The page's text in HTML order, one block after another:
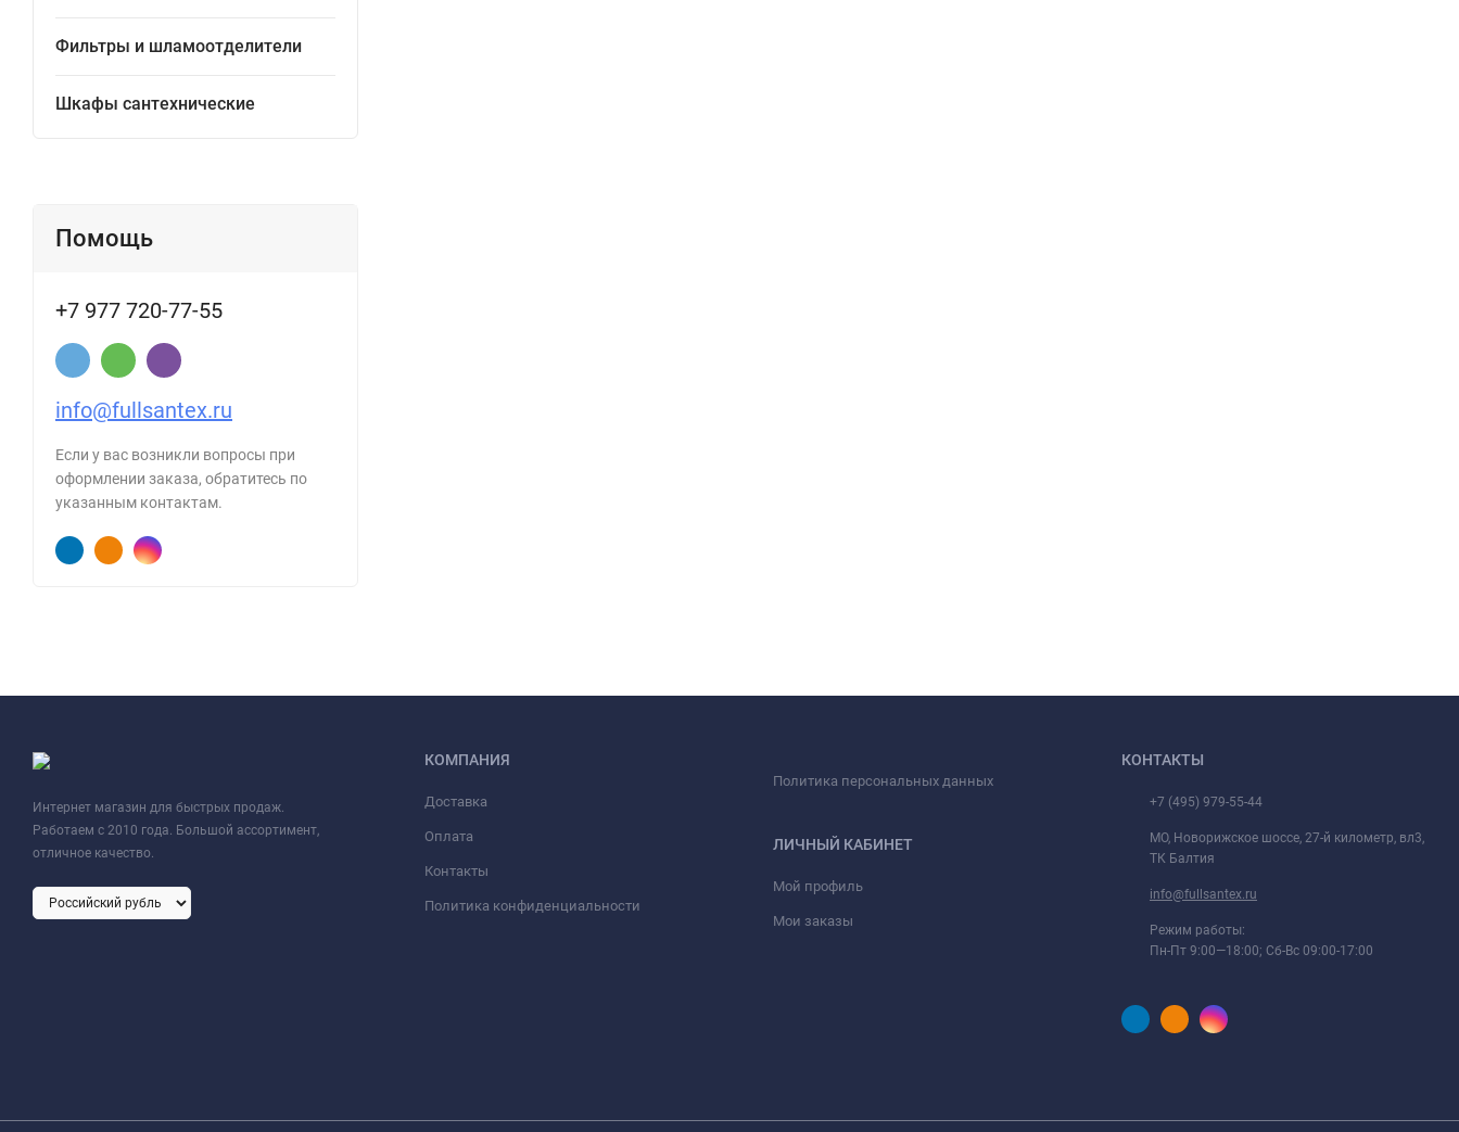
Фильтры и шламоотделители
Шкафы сантехнические
Помощь
+7 977 720-77-55
info@fullsantex.ru
Если у вас возникли вопросы при
оформлении заказа, обратитесь по
указанным контактам.
Интернет магазин для быстрых продаж.
Работаем с 2010 года. Большой ассортимент,
отличное качество.
КОМПАНИЯ
Доставка
Оплата
Контакты
Политика конфиденциальности
Политика персональных данных
ЛИЧНЫЙ КАБИНЕТ
Мой профиль
Мои заказы
КОНТАКТЫ
+7 (495) 979-55-44
МО, Новорижское шоссе, 27-й километр, вл3,
ТК Балтия
info@fullsantex.ru
Режим работы:
Пн-Пт 9:00—18:00; Сб-Вс 09:00-17:00